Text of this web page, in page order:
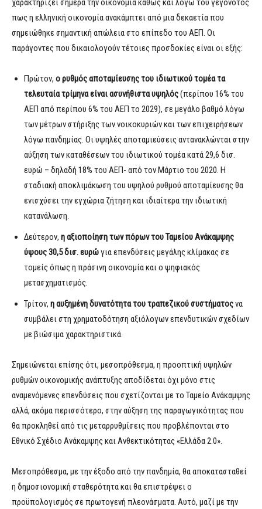
χαρακτηρίζει σήμερα την οικονομία καθώς και λόγω του γεγονότος
πως η ελληνική οικονομία ανακάμπτει από μια δεκαετία που
σημειώθηκε σημαντική απώλεια στο επίπεδο του ΑΕΠ. Οι
παράγοντες που δικαιολογούν τέτοιες προσδοκίες είναι οι εξής:
Πρώτον, ο ρυθμός αποταμίευσης του ιδιωτικού τομέα τα
τελευταία τρίμηνα είναι ασυνήθιστα υψηλός(περίπου 16% του
ΑΕΠ από περίπου 6% του ΑΕΠ το 2029), σε μεγάλο βαθμό λόγω
των μέτρων στήριξης των νοικοκυριών και των επιχειρήσεων
λόγω πανδημίας. Οι υψηλές αποταμιεύσεις αντανακλώνται στην
αύξηση των καταθέσεων του ιδιωτικού τομέα κατά 29,6 δισ.
ευρώ – δηλαδή 18% του ΑΕΠ- από τον Μάρτιο του 2020. Η
σταδιακή αποκλιμάκωση του υψηλού ρυθμού αποταμίευσης θα
ενισχύσει την εγχώρια ζήτηση και ιδιαίτερα την ιδιωτική
κατανάλωση.
Δεύτερον, η αξιοποίηση των πόρων του Ταμείου Ανάκαμψης
ύψους 30,5 δισ. ευρώγια επενδύσεις μεγάλης κλίμακας σε
τομείς όπως η πράσινη οικονομία και ο ψηφιακός
μετασχηματισμός.
Τρίτον, η αυξημένη δυνατότητα του τραπεζικού συστήματοςνα
συμβάλει στη χρηματοδότηση αξιόλογων επενδυτικών σχεδίων
με βιώσιμα χαρακτηριστικά.
Σημειώνεται επίσης ότι, μεσοπρόθεσμα, η προοπτική υψηλών
ρυθμών οικονομικής ανάπτυξης αποδίδεται όχι μόνο στις
αναμενόμενες επενδύσεις που σχετίζονται με το Ταμείο Ανάκαμψης
αλλά, ακόμα περισσότερο, στην αύξηση της παραγωγικότητας που
θα προκληθεί από τις μεταρρυθμίσεις που προβλέπονται στο
Εθνικό Σχέδιο Ανάκαμψης και Ανθεκτικότητας «Ελλάδα 2.0».
Μεσοπρόθεσμα, με την έξοδο από την πανδημία, θα αποκατασταθεί
η δημοσιονομική σταθερότητα και θα επιστρέψει ο
προϋπολογισμός σε πρωτογενή πλεονάσματα. Αυτό, μαζί με την